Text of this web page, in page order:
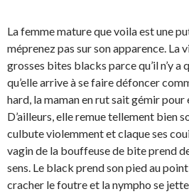
La femme mature que voila est une
méprenez pas sur son apparence. La
grosses bites blacks parce qu’il n’y a
qu’elle arrive à se faire défoncer
hard, la maman en rut sait gémir
D’ailleurs, elle remue tellement bien
culbute violemment et claque ses
vagin de la bouffeuse de bite prend
sens. Le black prend son pied au
cracher le foutre et la nympho se